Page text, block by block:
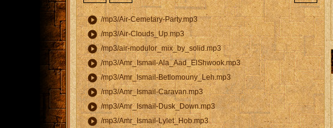
play_circle /mp3/Air-Cemetary-Party.mp3
play_circle /mp3/Air-Clouds_Up.mp3
play_circle /mp3/air-modulor_mix_by_solid.mp3
play_circle /mp3/Amr_Ismail-Ala_Aad_ElShwook.mp3
play_circle /mp3/Amr_Ismail-Betlomouny_Leh.mp3
play_circle /mp3/Amr_Ismail-Caravan.mp3
play_circle /mp3/Amr_Ismail-Dusk_Down.mp3
play_circle /mp3/Amr_Ismail-Lylet_Hob.mp3